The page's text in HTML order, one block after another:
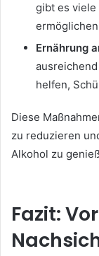
gibt es viele
Ernährung
helfen,
Diese
zu reduzieren
Alkohol zu
Fazit: